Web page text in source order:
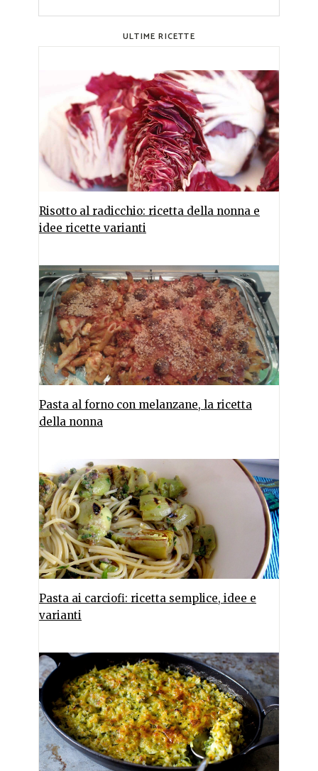
ULTIME RICETTE
Risotto al radicchio: ricetta della nonna e
idee ricette varianti
Pasta al forno con melanzane, la ricetta
della nonna
Pasta ai carciofi: ricetta semplice, idee e
varianti